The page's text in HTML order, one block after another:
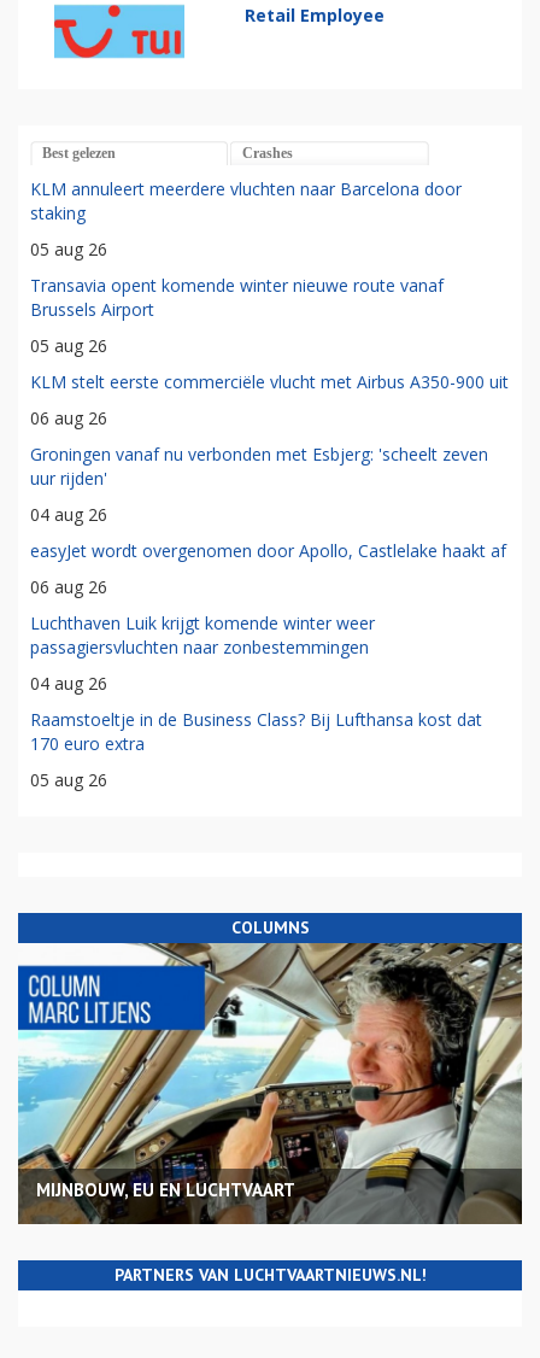
Retail Employee
Best gelezen Crashes
KLM annuleert meerdere vluchten naar Barcelona door
staking
05 aug 26
Transavia opent komende winter nieuwe route vanaf
Brussels Airport
05 aug 26
KLM stelt eerste commerciële vlucht met Airbus A350-900 uit
06 aug 26
Groningen vanaf nu verbonden met Esbjerg: 'scheelt zeven
uur rijden'
04 aug 26
easyJet wordt overgenomen door Apollo, Castlelake haakt af
06 aug 26
Luchthaven Luik krijgt komende winter weer
passagiersvluchten naar zonbestemmingen
04 aug 26
Raamstoeltje in de Business Class? Bij Lufthansa kost dat
170 euro extra
05 aug 26
COLUMNS
MIJNBOUW, EU EN LUCHTVAART
PARTNERS VAN LUCHTVAARTNIEUWS.NL!